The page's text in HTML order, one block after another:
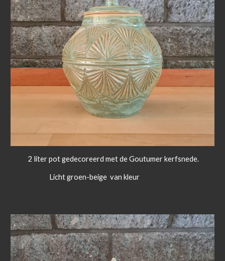
2 liter pot gedecoreerd met de Goutumer kerfsnede.
Licht groen-beige van kleur